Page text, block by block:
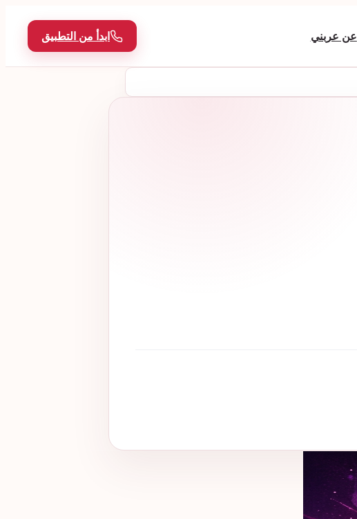
عن عربني ابدأ من التطبيق